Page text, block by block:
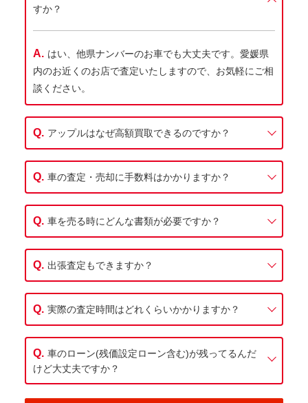
すか？
はい、他県ナンバーのお車でも大丈夫です。愛媛県
内のお近くのお店で査定いたしますので、お気軽にご相
談ください。
アップルはなぜ高額買取できるのですか？
車の査定・売却に手数料はかかりますか？
車を売る時にどんな書類が必要ですか？
出張査定もできますか？
実際の査定時間はどれくらいかかりますか？
車のローン(残価設定ローン含む)が残ってるんだ
けど大丈夫ですか？